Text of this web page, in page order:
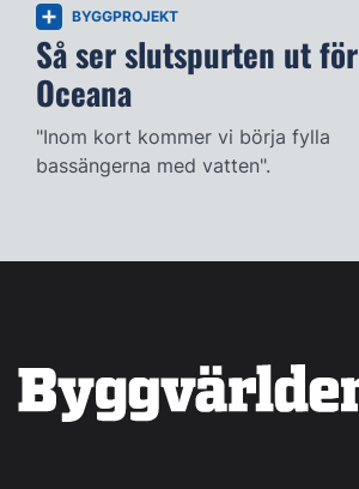
BYGGPROJEKT
Så ser slutspurten ut för
Oceana
"Inom kort kommer vi börja fylla
bassängerna med vatten".